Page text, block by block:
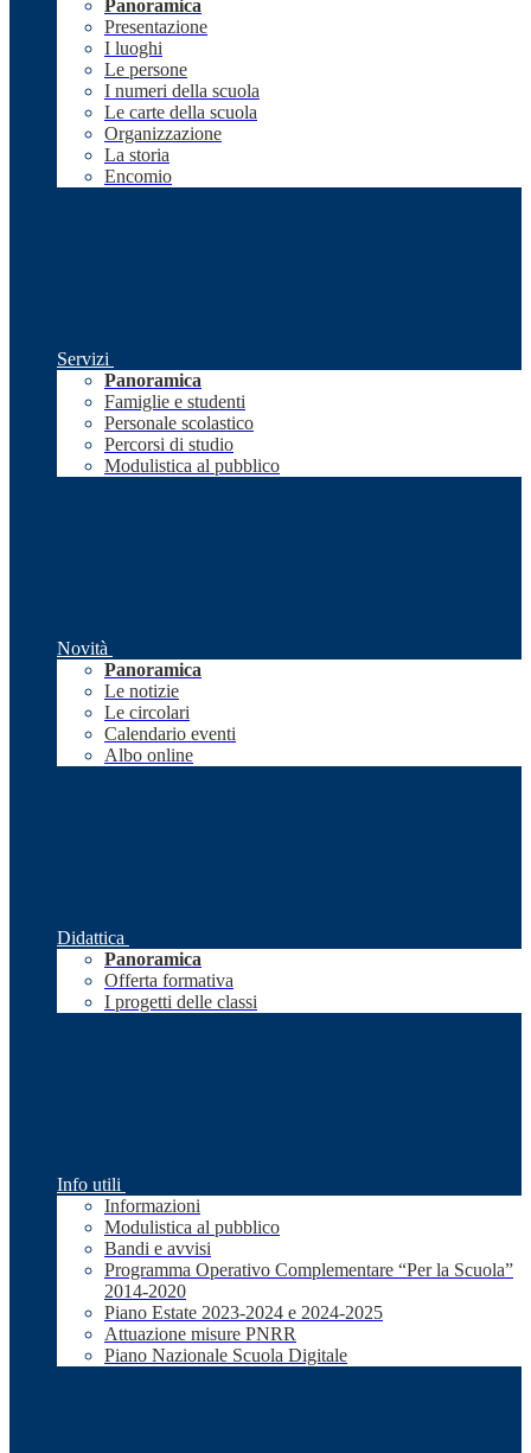
Panoramica
Presentazione
I luoghi
Le persone
I numeri della scuola
Le carte della scuola
Organizzazione
La storia
Encomio
Servizi
Panoramica
Famiglie e studenti
Personale scolastico
Percorsi di studio
Modulistica al pubblico
Novità
Panoramica
Le notizie
Le circolari
Calendario eventi
Albo online
Didattica
Panoramica
Offerta formativa
I progetti delle classi
Info utili
Informazioni
Modulistica al pubblico
Bandi e avvisi
Programma Operativo Complementare “Per la Scuola”
2014-2020
Piano Estate 2023-2024 e 2024-2025
Attuazione misure PNRR
Piano Nazionale Scuola Digitale